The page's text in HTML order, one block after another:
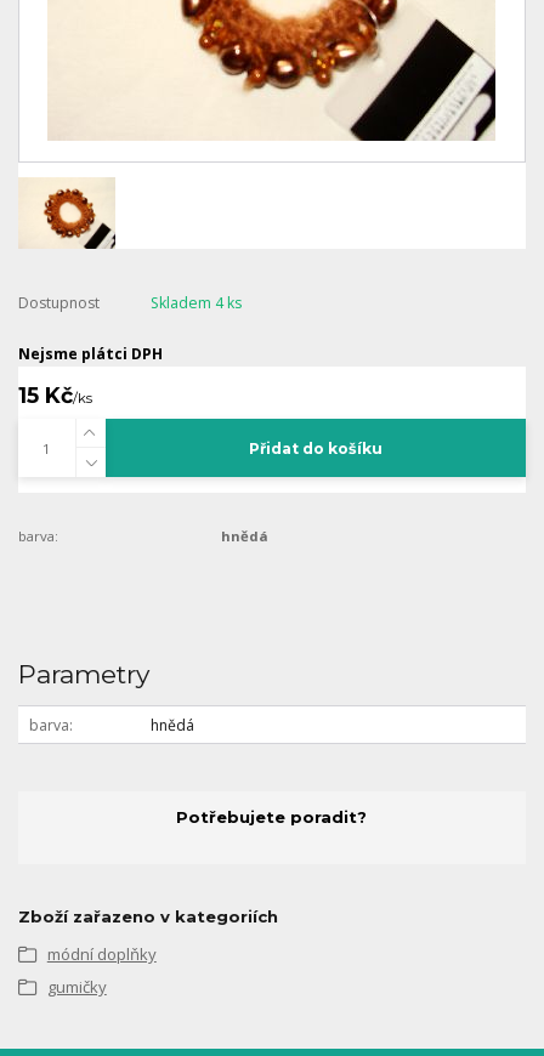
Dostupnost Skladem 4 ks
Nejsme plátci DPH
15 Kč/ks
Přidat do košíku
barva: hnědá
Parametry
barva hnědá
Potřebujete poradit?
Zboží zařazeno v kategoriích
módní doplňky
gumičky